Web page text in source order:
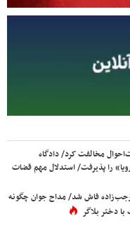
مخالفت کرد/ دادگاه
را پذیرفت/ استدلال مهم قضات
رجب‌زاده فاش شد/ مداح جوان چگونه
دختر بلاگر